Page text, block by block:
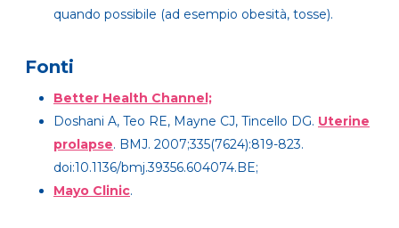
quando possibile (ad esempio obesità, tosse).
Fonti
Better Health Channel;
Doshani A, Teo RE, Mayne CJ, Tincello DG. Uterine
prolapse. BMJ. 2007;335(7624):819-823.
doi:10.1136/bmj.39356.604074.BE;
Mayo Clinic.